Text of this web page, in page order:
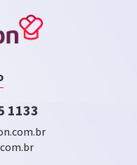
1133